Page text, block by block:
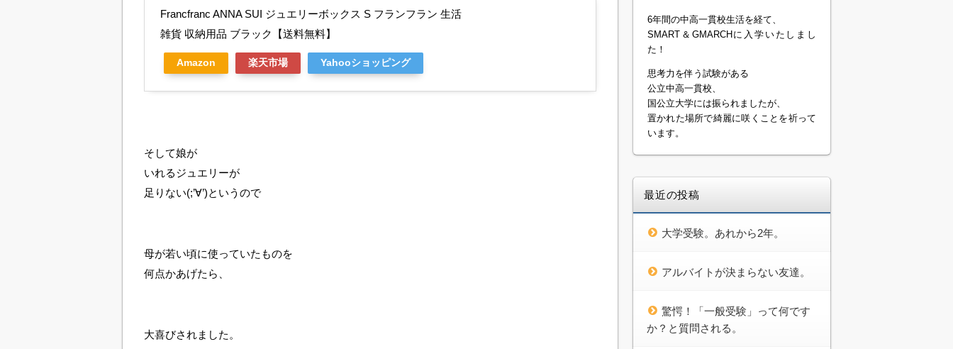
Francfranc ANNA SUI ジュエリーボックス S フランフラン 生活
雑貨 収納用品 ブラック【送料無料】
Amazon 楽天市場 Yahooショッピング
そして娘が
いれるジュエリーが
足りない(;’∀’)というので
母が若い頃に使っていたものを
何点かあげたら、
大喜びされました。
6年間の中高一貫校生活を経て、
SMART＆GMARCHに入学いたしまし
た！
思考力を伴う試験がある
公立中高一貫校、
国公立大学には振られましたが、
置かれた場所で綺麗に咲くことを祈って
います。
最近の投稿
大学受験。あれから2年。
アルバイトが決まらない友達。
驚愕！「一般受験」って何です
か？と質問される。